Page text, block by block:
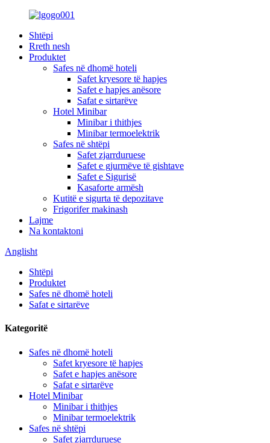
Shtëpi
Rreth nesh
Produktet
Safes në dhomë hoteli
Safet kryesore të hapjes
Safet e hapjes anësore
Safat e sirtarëve
Hotel Minibar
Minibar i thithjes
Minibar termoelektrik
Safes në shtëpi
Safet zjarrduruese
Safet e gjurmëve të gishtave
Safet e Sigurisë
Kasaforte armësh
Kutitë e sigurta të depozitave
Frigorifer makinash
Lajme
Na kontaktoni
Anglisht
Shtëpi
Produktet
Safes në dhomë hoteli
Safat e sirtarëve
Kategoritë
Safes në dhomë hoteli
Safet kryesore të hapjes
Safet e hapjes anësore
Safat e sirtarëve
Hotel Minibar
Minibar i thithjes
Minibar termoelektrik
Safes në shtëpi
Safet zjarrduruese